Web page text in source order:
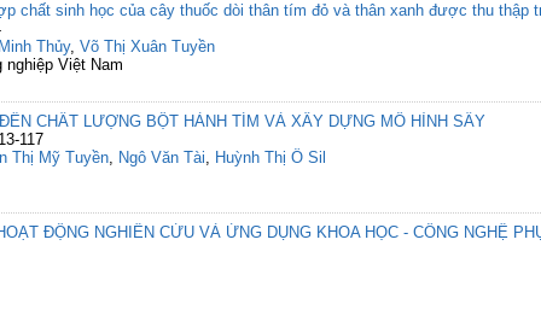
chất sinh học của cây thuốc dòi thân tím đỏ và thân xanh được thu thập
Thủy, Võ Thị Xuân Tuyền
nghiệp Việt Nam
CHẤT LƯỢNG BỘT HÀNH TÍM VÀ XÂY DỰNG MÔ HÌNH SẤY
117
Thị Mỹ Tuyền, Ngô Văn Tài, Huỳnh Thị Ô Sil
ĐỘNG NGHIÊN CỨU VÀ ỨNG DỤNG KHOA HỌC - CÔNG NGHỆ